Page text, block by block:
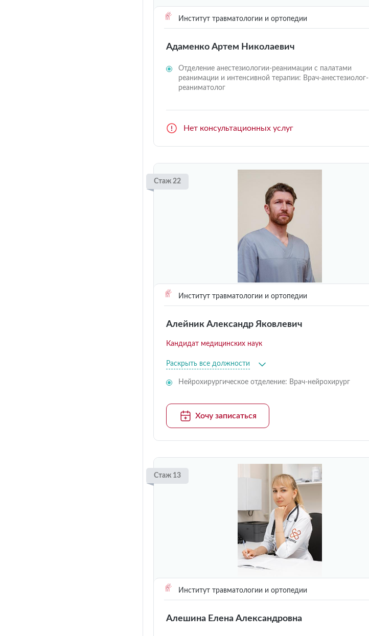
Институт травматологии и ортопедии
Адаменко Артем Николаевич
Отделение анестезиологии-реанимации с палатами
реанимации и интенсивной терапии: Врач-анестезиолог-
реаниматолог
Нет консультационных услуг
Стаж 22
Институт травматологии и ортопедии
Алейник Александр Яковлевич
Кандидат медицинских наук
Раскрыть все должности
Нейрохирургическое отделение: Врач-нейрохирург
Хочу записаться
Стаж 13
Институт травматологии и ортопедии
Алешина Елена Александровна